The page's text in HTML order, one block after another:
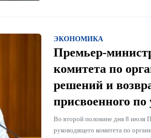
ЭКОНОМИКА
Премьер-
комитета по
решений и
присвоенного
Во второй половине дня 8 июля
руководящего комитета по